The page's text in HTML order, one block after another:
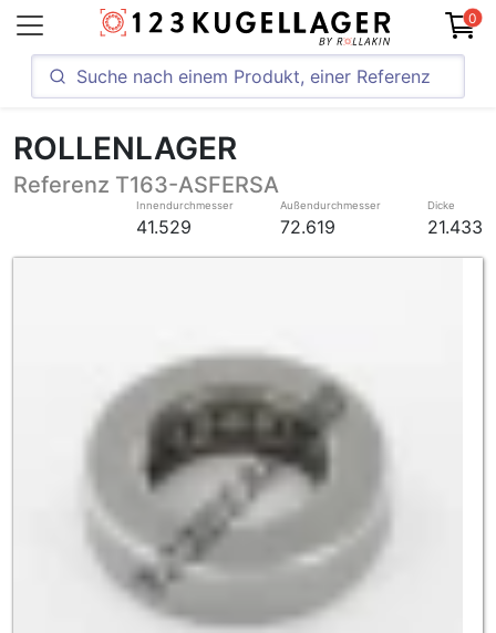
0
ROLLENLAGER
Referenz T163-ASFERSA
Innendurchmesser
41.529
Außendurchmesser
72.619
Dicke
21.433